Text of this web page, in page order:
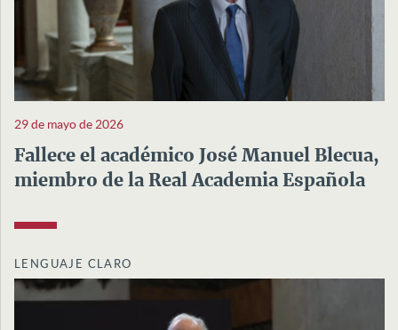
29 de mayo de 2026
Fallece el académico José Manuel Blecua,
miembro de la Real Academia Española
LENGUAJE CLARO